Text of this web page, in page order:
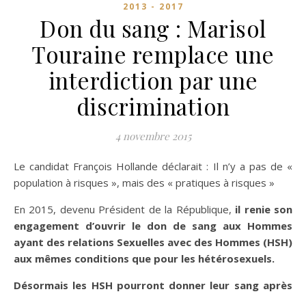
2013 - 2017
Don du sang : Marisol
Touraine remplace une
interdiction par une
discrimination
4 novembre 2015
Le candidat François Hollande déclarait : Il n’y a pas de «
population à risques », mais des « pratiques à risques »
En 2015, devenu Président de la République, il renie son
engagement d’ouvrir le don de sang aux Hommes
ayant des relations Sexuelles avec des Hommes (HSH)
aux mêmes conditions que pour les hétérosexuels.
Désormais les HSH pourront donner leur sang après